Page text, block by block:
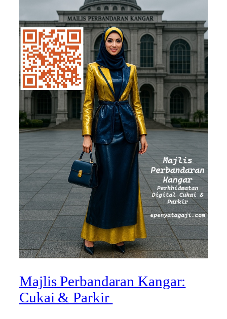
Majlis Perbandaran Kangar:
Cukai & Parkir